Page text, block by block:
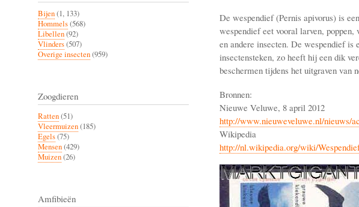
De wespendief (Pernis apivorus) is
wespendief eet vooral larven,
en andere insecten. De wespendief is
insectensteken, zo heeft hij een dik
beschermen tijdens het uitgraven van
Bronnen:
Nieuwe Veluwe, 8 april 2012
http://www.nieuweveluwe.nl/nieuws/
Wikipedia
http://nl.wikipedia.org/wiki/
Bijen(1, 133)
Hommels(568)
Libellen(92)
Vlinders(507)
Overige insecten(959)
Zoogdieren
Ratten(51)
Vleermuizen(185)
Egels(75)
Mensen(429)
Muizen(26)
Amfibieën